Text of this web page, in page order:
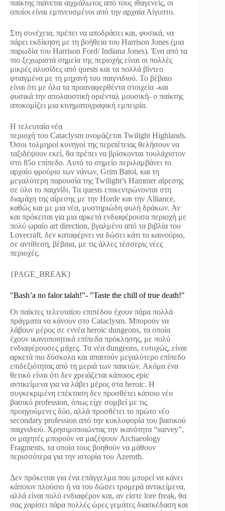
παίκτης πιάνεται αιχμάλωτος από τους ιθαγενείς, οι
οποίοι είναι εμπνευσμένοι από την αρχαία Αίγυπτο.
Στη συνέχεια, πρέπει να αποδράσει και, φυσικά, να
πάρει εκδίκηση με τη βοήθεια του Harrison Jones (μια
παρωδία του Harrison Ford/ Indiana Jones). Ένα από τα
πιο ξεχωριστά σημεία της περιοχής είναι οι πολλές
μικρές αλυσίδες από quests και τα πολλά βίντεο
φτιαγμένα με τη μηχανή του παιγνιδιού. Το βέβαιο
είναι ότι με όλα τα προαναφερθέντα στοιχεία -και
φυσικά την απολαυστική οριένταλ μουσική- ο παίκτης
αποκομίζει μια κινηματογραφική εμπειρία.
H τελευταία νέα
περιοχή του Cataclysm ονομάζεται Twilight Highlands.
Όσοι τολμηροί κυνηγοί της περιπέτειας θελήσουν να
ταξιδέψουν εκεί, θα πρέπει να βρίσκονται τουλάχιστον
στο 85ο επίπεδο. Αυτό το σημείο περιλαμβάνει το
αρχαίο φρούριο των νάνων, Grim Batol, και τη
μεγαλύτερη παρουσία της Twilight’s Hammer αίρεσης
σε όλο το παιχνίδι. Τα quests επικεντρώνονται στη
διαμάχη της αίρεσης με την Horde και την Alliance,
καθώς και με μια νέα, μυστηριώδη φυλή δράκων. Αν
και πρόκειται για μια αρκετά ενδιαφέρουσα περιοχή με
πολύ ωραίο art direction, βγαλμένο από τα βιβλία του
Lovecraft, δεν καταφέρνει να δώσει κάτι το καινούριο,
σε αντίθεση, βέβαια, με τις άλλες τέσσερις νέες
περιοχές.
{PAGE_BREAK}
"Bash’a no falor talah!"- "Taste the chill of true death!"
Οι παίκτες τελευταίου επιπέδου έχουν πάρα πολλά
πράγματα να κάνουν στο Cataclysm. Μπορούν να
λάβουν μέρος σε εννέα heroic dungeons, τα οποία
έχουν ικανοποιητικά επίπεδα πρόκλησης, με πολύ
ενδιαφέρουσες μάχες. Τα νέα dungeons, ευτυχώς, είναι
αρκετά πιο δύσκολα και απαιτούν μεγαλύτερο επίπεδο
επιδεξιότητας από τη μεριά των παικτών. Ακόμα ένα
θετικό είναι ότι δεν χρειάζεται κάποιος epic
αντικείμενα για να λάβει μέρος στα heroic. Η
συγκεκριμένη επέκταση δεν προσθέτει κάποιο νέο
βασικό profession, όπως είχε συμβεί με τις
προηγούμενες δύο, αλλά προσθέτει το πρώτο νέο
secondary profession από την κυκλοφορία του βασικού
παιχνιδιού. Χρησιμοποιώντας την ικανότητα “survey”,
οι μαχητές μπορούν να μαζέψουν Archaeology
Fragments, τα οποία τους βοηθούν να μάθουν
περισσότερα για την ιστορία του Azeroth.
Δεν πρόκειται για ένα επάγγελμα που μπορεί να κάνει
κάποιον πλούσιο ή να του δώσει τρομερά αντικείμενα,
αλλά είναι πολύ ενδιαφέρον και, αν είστε lore freak, θα
σας χαρίσει πάρα πολλές ώρες γεμάτες διασκέδαση και